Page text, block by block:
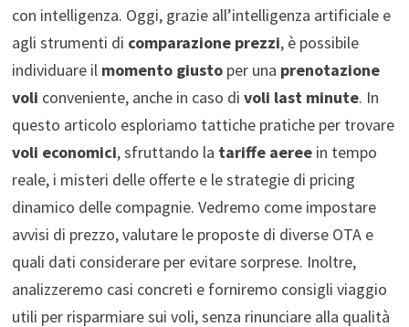
con intelligenza. Oggi, grazie all’intelligenza artificiale e
agli strumenti di comparazione prezzi, è possibile
individuare il momento giustoper una prenotazione
voli conveniente, anche in caso di voli last minute. In
questo articolo esploriamo tattiche pratiche per trovare
voli economici, sfruttando la tariffe aereein tempo
reale, i misteri delle offerte e le strategie di pricing
dinamico delle compagnie. Vedremo come impostare
avvisi di prezzo, valutare le proposte di diverse OTA e
quali dati considerare per evitare sorprese. Inoltre,
analizzeremo casi concreti e forniremo consigli viaggio
utili per risparmiare sui voli, senza rinunciare alla qualità